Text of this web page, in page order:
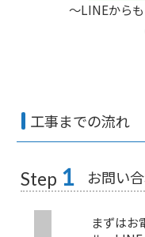
〜LINEから
工事までの流れ
Step 1 お問い
まずはお